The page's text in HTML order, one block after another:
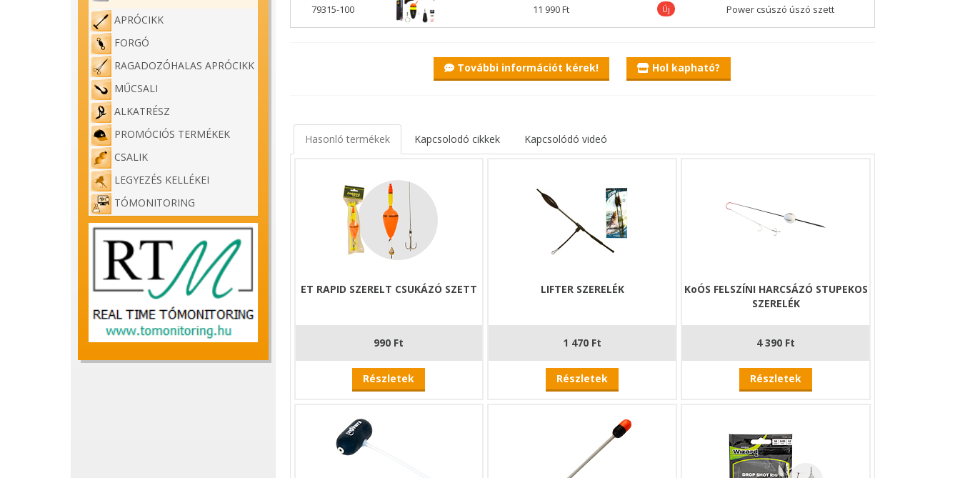
APRÓCIKK
FORGÓ
RAGADOZÓHALAS APRÓCIKK
MŰCSALI
ALKATRÉSZ
PROMÓCIÓS TERMÉKEK
CSALIK
LEGYEZÉS KELLÉKEI
TÓMONITORING
Wizard Power Csúszó úszó szett
rendkívül eredményesen használhatóak. Koós Ferenc, a magyar harcsahorgászat abszolút meghatározó alakja is bátran
alkalmazza a technikát, sok szép eredménnyel a háta mögött.
A Wizard Power Csúszó úszó szett komplett megoldást kínál ennek a végszereléknek az összeállításához, hiszen tartalmazza
a következő elemeket:
- Kellően nagyméretű harcsázó úszó
- A vízközti csúszó úszót, precízen elkészített előkével, 7/0 méretű horoggal
- 300 gramm súlyú ólom, és a hozzá való szakítózsinór.
Tulajdonságok:
Formatervezett, egyedi fejlesztés
– speciálisan ragadozós módszerekhez optimalizálva
Anyagában színezett kivitel
– a festék nem kopik, nem válik le, mindig jól látható marad
Időtállóbb, mint a parafa
– gyakorlatilag elpusztíthatatlan, hosszú évekig használható
– megbízható lebegés és stabilitás minden helyzetben
79315-100 11 990 Ft Új Power csúszó úszó szett
További információt kérek! Hol kapható?
Hasonló termékek Kapcsolodó cikkek Kapcsolódó videó
ET RAPID SZERELT CSUKÁZÓ SZETT
990 Ft
Részletek
LIFTER SZERELÉK
1 470 Ft
Részletek
KoÓS FELSZÍNI HARCSÁZÓ STUPEKOS
SZERELÉK
4 390 Ft
Részletek